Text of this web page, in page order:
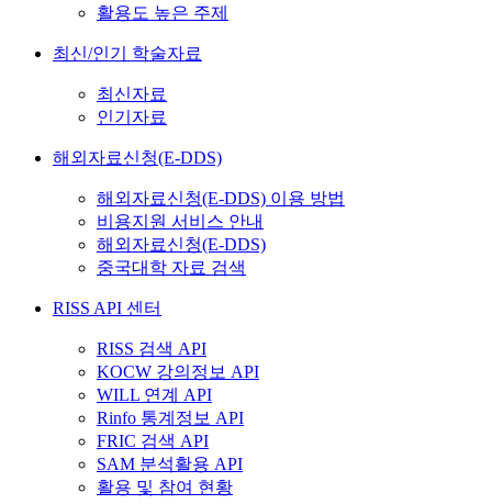
활용도 높은 주제
최신/인기 학술자료
최신자료
인기자료
해외자료신청(E-DDS)
해외자료신청(E-DDS) 이용 방법
비용지원 서비스 안내
해외자료신청(E-DDS)
중국대학 자료 검색
RISS API 센터
RISS 검색 API
KOCW 강의정보 API
WILL 연계 API
Rinfo 통계정보 API
FRIC 검색 API
SAM 분석활용 API
활용 및 참여 현황